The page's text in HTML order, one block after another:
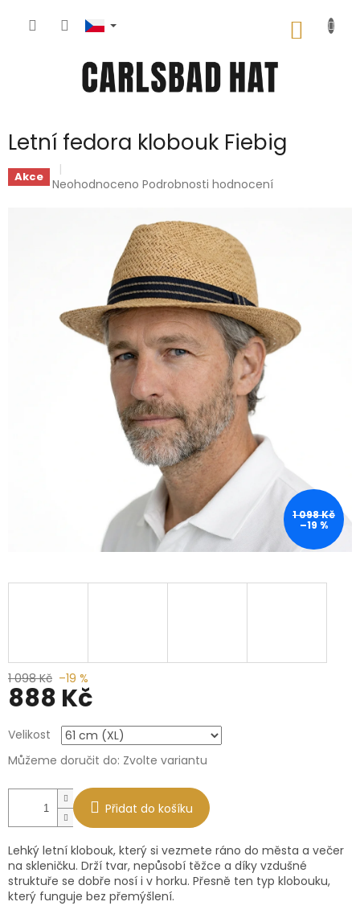
Letní fedora klobouk Fiebig
Akce Průměrné
hvězdiček.
Neohodnoceno Podrobnosti hodnocení
1 098 Kč
–19 %
1 098 Kč –19 %
888 Kč
cena:
Velikost
Můžeme doručit do: Zvolte variantu
Přidat do košíku
Lehký letní klobouk, který si vezmete ráno do města a večer
na skleničku. Drží tvar, nepůsobí těžce a díky vzdušné
struktuře se dobře nosí i v horku. Přesně ten typ klobouku,
který funguje bez přemýšlení.